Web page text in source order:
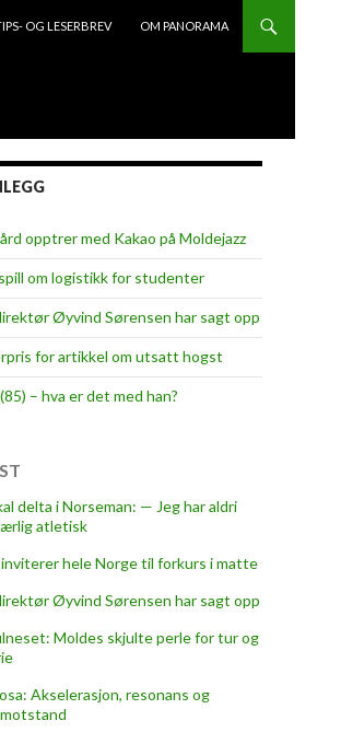
OG LESERBREV OM PANORAMA
opptrer med Kakao på Moldejazz
om logistikk for studenter
Øyvind Sørensen har sagt opp
for artikkel om utsatt hogst
– hva er det med han?
delta i Norseman: — Jeg har aldri
atletisk
inviterer hele Norge til forkurs i matte
Øyvind Sørensen har sagt opp
Moldes skjulte perle for tur og
Akselerasjon, resonans og